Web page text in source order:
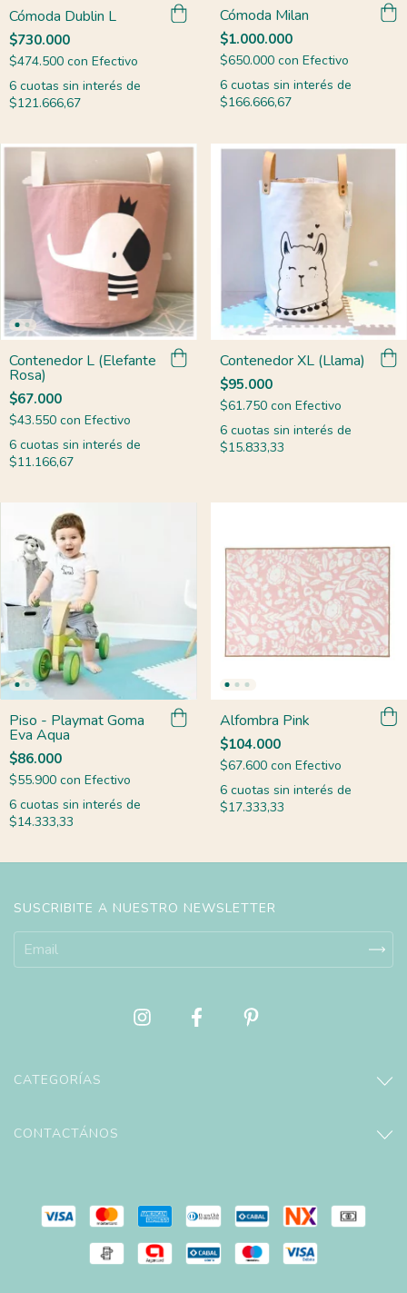
Cómoda Dublin L
$730.000
$474.500 con Efectivo
6 cuotas sin interés de
$121.666,67
Cómoda Milan
$1.000.000
$650.000 con Efectivo
6 cuotas sin interés de
$166.666,67
Contenedor L (Elefante
Rosa)
$67.000
$43.550 con Efectivo
6 cuotas sin interés de
$11.166,67
Contenedor XL (Llama)
$95.000
$61.750 con Efectivo
6 cuotas sin interés de
$15.833,33
Piso - Playmat Goma
Eva Aqua
$86.000
$55.900 con Efectivo
6 cuotas sin interés de
$14.333,33
Alfombra Pink
$104.000
$67.600 con Efectivo
6 cuotas sin interés de
$17.333,33
SUSCRIBITE A NUESTRO NEWSLETTER
CATEGORÍAS
CONTACTÁNOS